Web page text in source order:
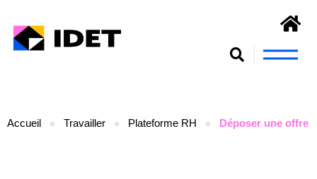
Accueil Travailler Plateforme RH Déposer une offre